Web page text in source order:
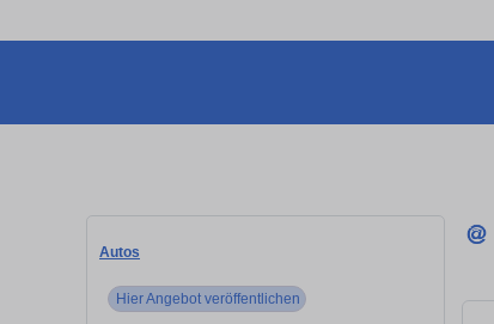
Autos
Hier Angebot veröffentlichen